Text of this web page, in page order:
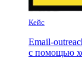
Кейс
Email-
с помощью